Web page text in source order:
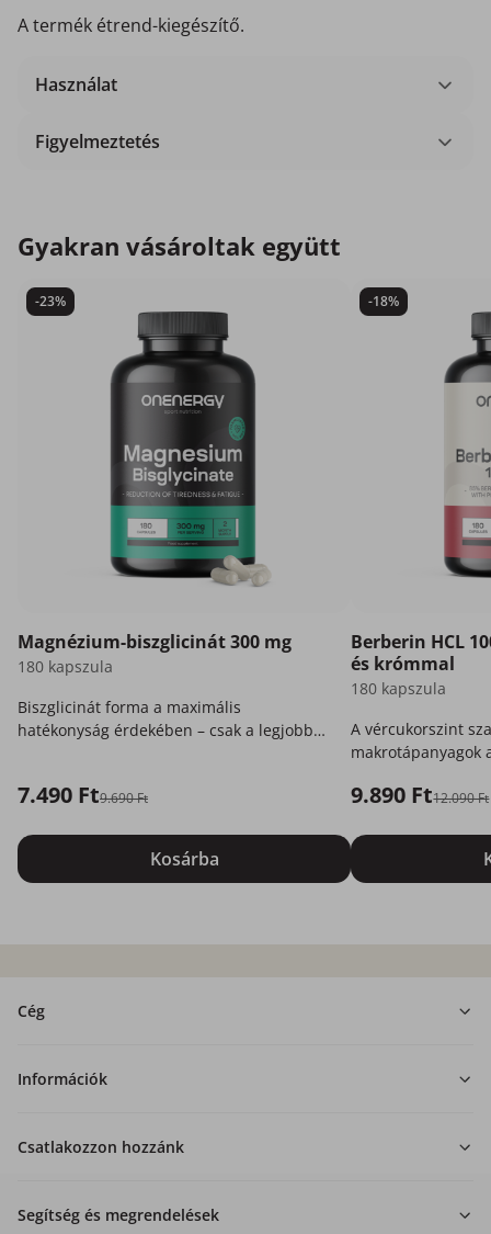
A termék étrend-kiegészítő.
Használat
Figyelmeztetés
Gyakran vásároltak együtt
-23%
Magnézium-biszglicinát 300 mg
180 kapszula
Biszglicinát forma a maximális
hatékonyság érdekében – csak a legjobb
7.490 Ft9.690 Ft
Kosárba
-18%
Berberin HCL
és krómmal
180 kapszula
A vércukorszint
makrotápanyagok
9.890 Ft12.090 Ft
Cég
Információk
Csatlakozzon hozzánk
Segítség és megrendelések